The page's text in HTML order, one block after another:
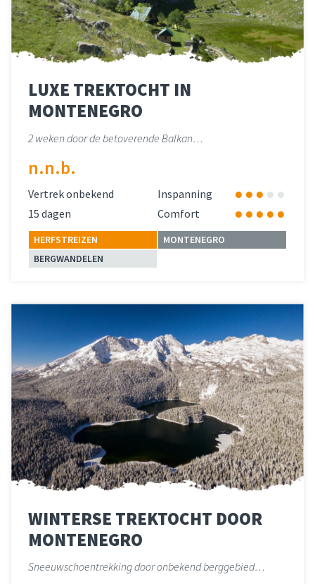
LUXE TREKTOCHT IN
MONTENEGRO
2 weken door de betoverende Balkan…
n.n.b.
Vertrek onbekend
Inspanning
15 dagen
Comfort
HERFSTREIZEN
MONTENEGRO
BERGWANDELEN
WINTERSE TREKTOCHT DOOR
MONTENEGRO
Sneeuwschoentrekking door onbekend berggebied…